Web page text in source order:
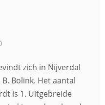
)
zich in Nijverdal
Bolink. Het aantal
is 1. Uitgebreide